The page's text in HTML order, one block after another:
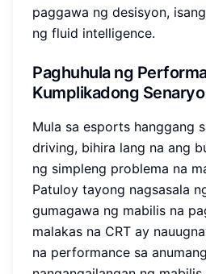
paggawa ng desisyon,
ng fluid intelligence.
Paghuhula ng
Kumplikadong Senaryo
Mula sa esports hanggang
driving, bihira lang na ang
ng simpleng problema na
Patuloy tayong nagsasala
gumagawa ng mabilis na
malakas na CRT ay
na performance sa